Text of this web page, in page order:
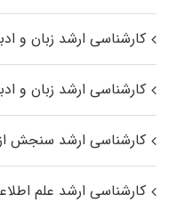
کارشناسی ارشد زبان و
کارشناسی ارشد زبان و
کارشناسی ارشد سنجش
کارشناسی ارشد علم